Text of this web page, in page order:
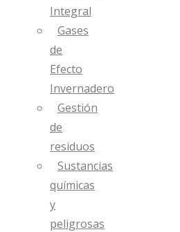
Integral
Gases
de
Efecto
Invernadero
Gestión
de
residuos
Sustancias
químicas
y
peligrosas